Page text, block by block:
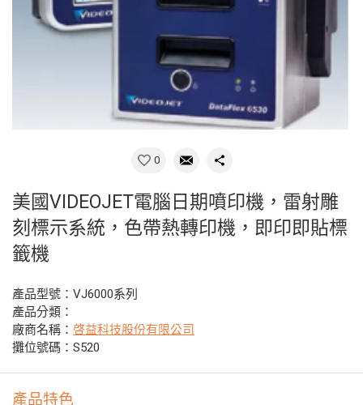
0
美國VIDEOJET電腦日期噴印機，雷射雕
刻標示系統，色帶熱轉印機，即印即貼標
籤機
產品型號：VJ6000系列
產品分類：
廠商名稱： 啓益科技股份有限公司
攤位號碼：S520
產品特色